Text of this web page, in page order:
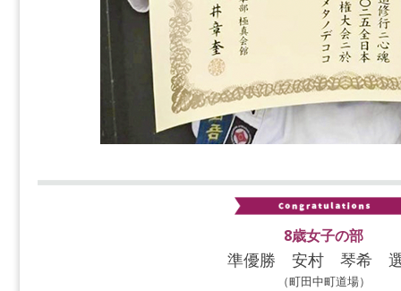
8歳女子の部
準優勝 安村 琴希
（町田中町道場）